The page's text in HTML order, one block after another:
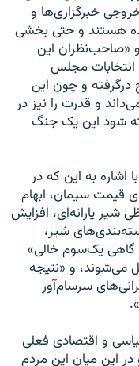
خبرگزاری‌ها و
هستند و حتی بخشی
و «صاحب‌نظران این
انتخابات مجلس
درگرفته و چون این‌‌
و قدرت را نیز در
شود این یک جنگ
اشاره به این که در
قدرت «افزایش ۱۳ درصدی قیمت سیمان، ابهام
شیر یارانه‌ای، افزایش
شیر،
یک‌سوم خالی»
می‌شوند، و «نتیجه
سرسام‌آور
و اقتصادی فعلی
این میان این مردم